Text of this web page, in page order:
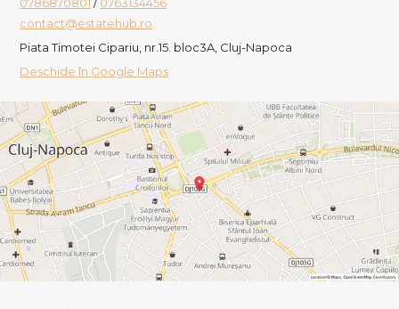
contact@estatehub.ro
Piata Timotei Cipariu, nr.15. bloc3A, Cluj-Napoca
Deschide în Google Maps